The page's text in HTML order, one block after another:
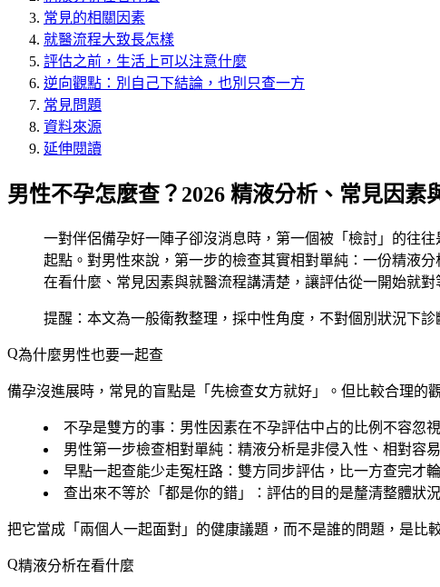
常見的相關因素
就醫流程大致長怎樣
評估之前，生活上可以注意什麼
逆向觀點：別自己下結論，也別只查一方
常見問題
資料來源
延伸閱讀
男性不孕怎麼查？2026 精液分析、常見因素
一對伴侶備孕好一陣子卻沒消息時，第一個被「檢討」的往
起點。對男性來說，第一步的檢查其實相對單純：一份精液
在看什麼、常見因素與就醫流程講清楚，讓評估從一開始就對
提醒：本文為一般衛教整理，採中性角度，不對個別狀況下
為什麼男性也要一起查
備孕沒進展時，常見的盲點是「先檢查女方就好」。但比較合理的
不孕是雙方的事 ：男性因素在不孕評估中占的比例不容忽
男性第一步檢查相對單純 ：精液分析是非侵入性、相對容
早點一起查能少走冤枉路 ：雙方同步評估，比一方查完才
查出來不等於「都是你的錯」
：評估的目的是釐清整體狀
把它當成「兩個人一起面對」的健康議題，而不是誰的問題，是比
精液分析在看什麼